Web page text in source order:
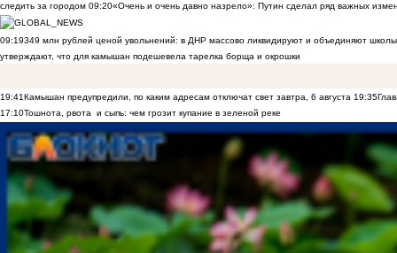
следить за городом 09:20«Очень и очень давно назрело»: Путин сделал ряд важных
09:19349 млн рублей ценой увольнений: в ДНР массово ликвидируют и объединяют
утверждают, что для камышан подешевела тарелка борща и окрошки
19:41Камышан предупредили, по каким адресам отключат свет завтра, 6 августа 19:35
17:10Тошнота, рвота и сыпь: чем грозит купание в зеленой реке